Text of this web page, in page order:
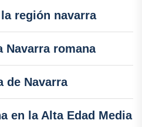
región navarra
Navarra romana
de Navarra
en la Alta Edad Media